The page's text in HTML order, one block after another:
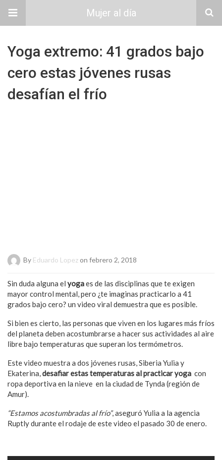
Mujer al día
Yoga extremo: 41 grados bajo
cero estas jóvenes rusas
desafían el frío
By Eduardo Lopezon febrero 2, 2018
Sin duda alguna el yogaes de las disciplinas que te exigen
mayor control mental, pero ¿te imaginas practicarlo a 41
grados bajo cero? un video viral demuestra que es posible.
Si bien es cierto, las personas que viven en los lugares más fríos
del planeta deben acostumbrarse a hacer sus actividades al aire
libre bajo temperaturas que superan los termómetros.
Este video muestra a dos jóvenes rusas, Siberia Yulia y
Ekaterina,desafiar estas temperaturas al practicar yoga con
ropa deportiva en la nieve en la ciudad de Tynda (región de
Amur).
“Estamos acostumbradas al frío”, aseguró Yulia a la agencia
Ruptly durante el rodaje de este video el pasado 30 de enero.